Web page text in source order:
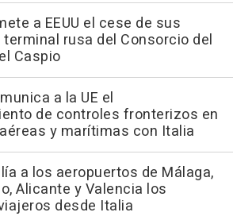
a EEUU el cese de sus
rusa del Consorcio del
Caspio
a la UE el
de controles fronterizos en
y marítimas con Italia
a los aeropuertos de Málaga,
Alicante y Valencia los
desde Italia